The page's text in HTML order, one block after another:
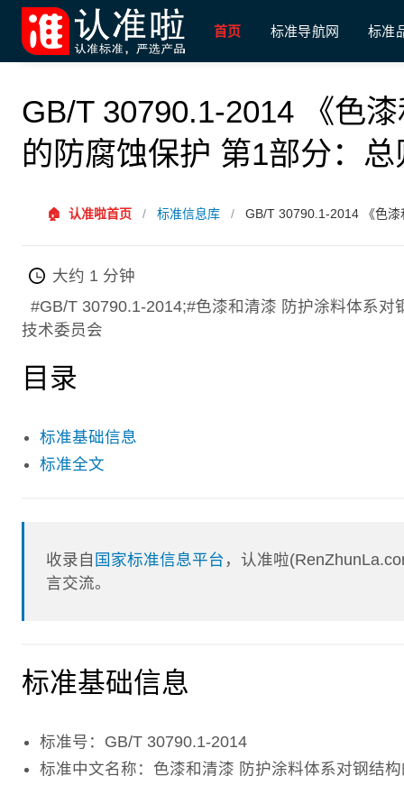
首页 标准导航网 标准
GB/T 30790.1-2014 《色
的防腐蚀保护 第1部分：
🏠 认准啦首页 / 标准信息库 / GB/T 30790.1-2014 《色
大约 1 分钟
#GB/T 30790.1-2014;#色漆和清漆 防护涂料体系
技术委员会
目录
标准基础信息
标准全文
收录自 国家标准信息平台 ，认准啦
言交流。
标准基础信息
标准号：GB/T 30790.1-2014
标准中文名称：色漆和清漆 防护涂料体系对钢结